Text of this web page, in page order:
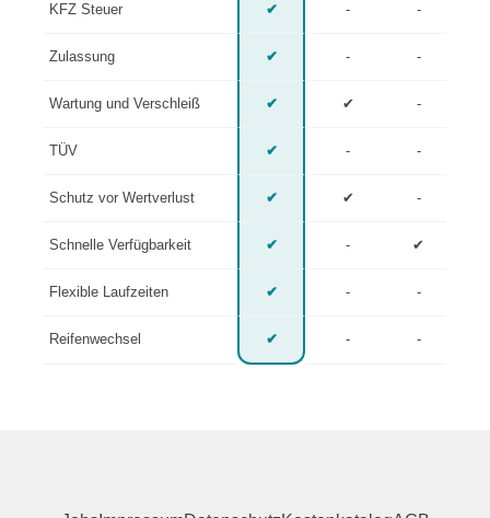
KFZ Steuer ✔ - -
Zulassung ✔ - -
Wartung und Verschleiß ✔ ✔ -
TÜV ✔ - -
Schutz vor Wertverlust ✔ ✔ -
Schnelle Verfügbarkeit ✔ - ✔
Flexible Laufzeiten ✔ - -
Reifenwechsel ✔ - -